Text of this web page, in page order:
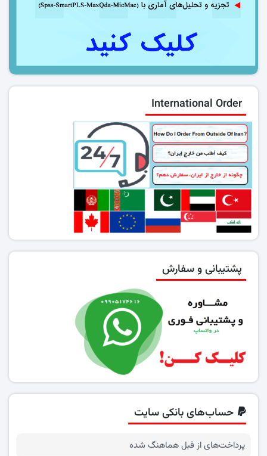
International Order
پشتیبانی و سفارش
حساب‌های بانکی سایت
پرداخت‌های از قبل هماهنگ شده